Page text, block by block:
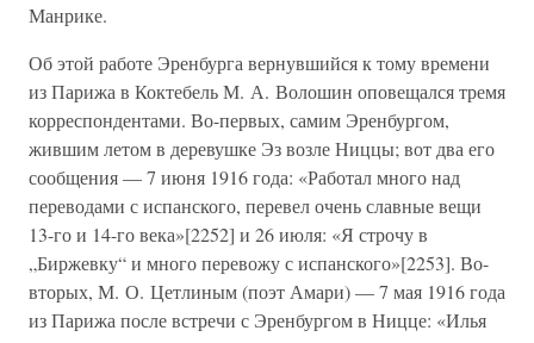
Манрике.
Об этой работе Эренбурга вернувшийся к тому времени
из Парижа в Коктебель М. А. Волошин оповещался тремя
корреспондентами. Во-первых, самим Эренбургом,
жившим летом в деревушке Эз возле Ниццы; вот два его
сообщения — 7 июня 1916 года: «Работал много над
переводами с испанского, перевел очень славные вещи
13-го и 14-го века»[2252] и 26 июля: «Я строчу в
„Биржевку“ и много перевожу с испанского»[2253]. Во-
вторых, М. О. Цетлиным (поэт Амари) — 7 мая 1916 года
из Парижа после встречи с Эренбургом в Ницце: «Илья